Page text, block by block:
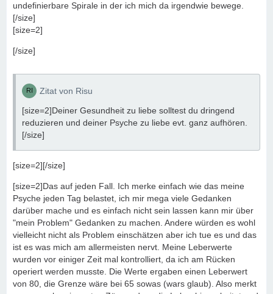
undefinierbare Spirale in der ich mich da irgendwie bewege.
[/size]
[size=2]
[/size]
Zitat von Risu
[size=2]Deiner Gesundheit zu liebe solltest du dringend
reduzieren und deiner Psyche zu liebe evt. ganz aufhören.
[/size]
[size=2][/size]
[size=2]Das auf jeden Fall. Ich merke einfach wie das meine
Psyche jeden Tag belastet, ich mir mega viele Gedanken
darüber mache und es einfach nicht sein lassen kann mir über
"mein Problem" Gedanken zu machen. Andere würden es wohl
vielleicht nicht als Problem einschätzen aber ich tue es und das
ist es was mich am allermeisten nervt. Meine Leberwerte
wurden vor einiger Zeit mal kontrolliert, da ich am Rücken
operiert werden musste. Die Werte ergaben einen Leberwert
von 80, die Grenze wäre bei 65 sowas (wars glaub). Also merkt